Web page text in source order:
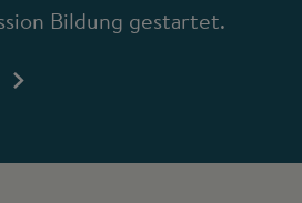
Bildung gestartet.